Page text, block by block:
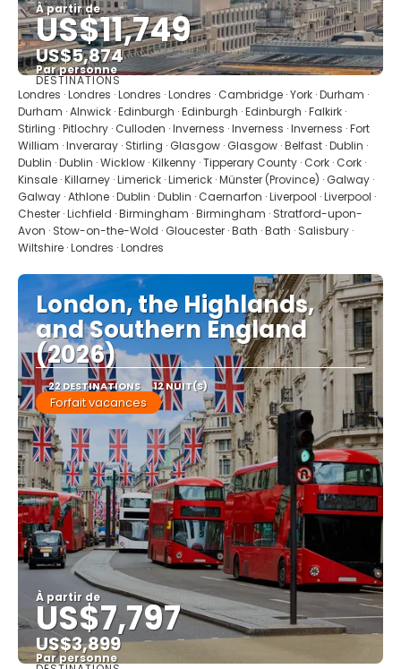
À partir de
US$11,749
US$5,874
Par personne
Afficher
DESTINATIONS
Londres · Londres · Londres · Londres · Cambridge · York · Durham ·
Durham · Alnwick · Edinburgh · Edinburgh · Edinburgh · Falkirk ·
Stirling · Pitlochry · Culloden · Inverness · Inverness · Inverness · Fort
William · Inveraray · Stirling · Glasgow · Glasgow · Belfast · Dublin ·
Dublin · Dublin · Wicklow · Kilkenny · Tipperary County · Cork · Cork ·
Kinsale · Killarney · Limerick · Limerick · Münster (Province) · Galway ·
Galway · Athlone · Dublin · Dublin · Caernarfon · Liverpool · Liverpool ·
Chester · Lichfield · Birmingham · Birmingham · Stratford-upon-
Avon · Stow-on-the-Wold · Gloucester · Bath · Bath · Salisbury ·
Wiltshire · Londres · Londres
London, the Highlands,
and Southern England
(2026)
22 DESTINATIONS 12 NUIT(S)
Forfait vacances
À partir de
US$7,797
US$3,899
Par personne